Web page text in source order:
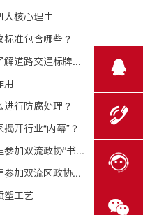
大核心理由
标准包含哪些？
耀霖交通带你了解道路交通标牌反光膜
用
进行防腐处理？
开行业“内幕”？
耀霖交通总经理参加双流政协“书香政协·委员讲堂”
耀霖交通总经理参加双流区政协科技创新研讨活动
塑工艺